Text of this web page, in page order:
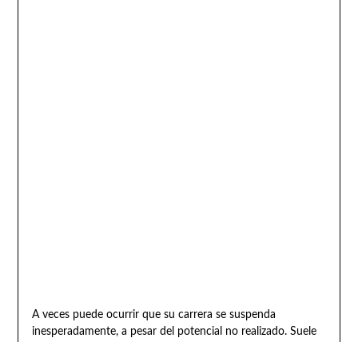
A veces puede ocurrir que su carrera se suspenda
inesperadamente, a pesar del potencial no realizado. Suele